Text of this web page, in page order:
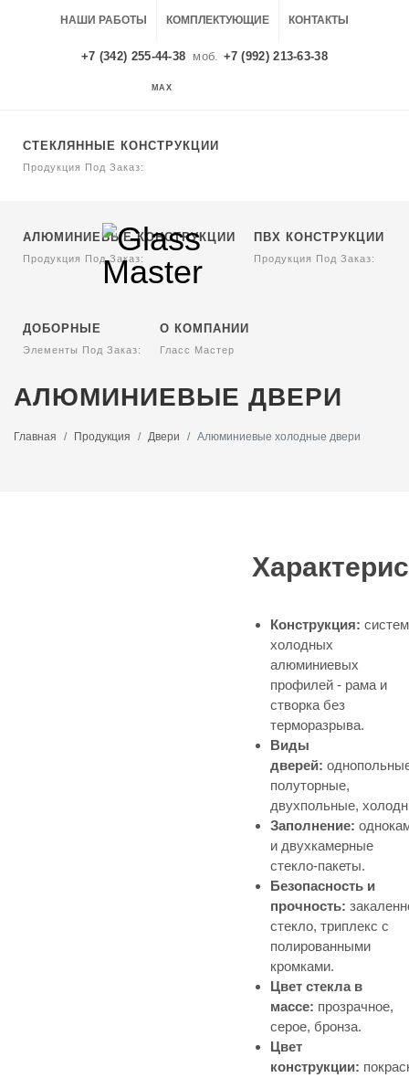
НАШИ РАБОТЫ КОМПЛЕКТУЮЩИЕ КОНТАКТЫ
+7 (342) 255-44-38 моб. +7 (992) 213-63-38
MAX
СТЕКЛЯННЫЕ КОНСТРУКЦИИ
Продукция Под Заказ:
АЛЮМИНИЕВЫЕ КОНСТРУКЦИИ
Продукция Под Заказ:
ПВХ КОНСТРУКЦИИ
Продукция Под Заказ:
ДОБОРНЫЕ
Элементы Под Заказ:
О КОМПАНИИ
Гласс Мастер
АЛЮМИНИЕВЫЕ ДВЕРИ
Главная Продукция Двери Алюминиевые холодные двери
Конструкция:
холодных
алюминиевых
профилей - рама и
створка без
терморазрыва.
Виды
дверей:
полуторные,
двухпольные,
Заполнение:
и двухкамерные
стекло-пакеты.
Безопасность и
прочность:
стекло, триплекс с
полированными
кромками.
Цвет стекла в
массе: прозрачное,
серое, бронза.
Цвет
конструкции: